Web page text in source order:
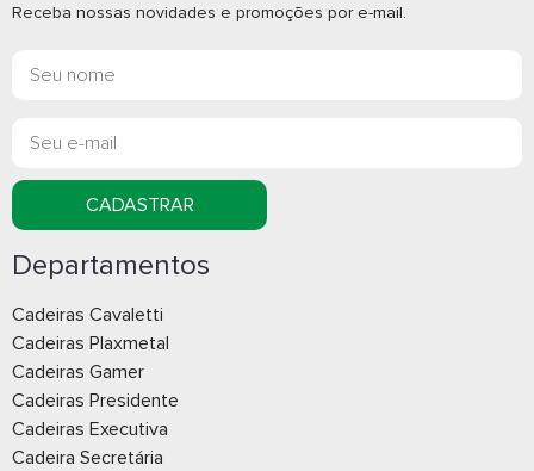
Poliéster - Cor
Comprar Pelo WhatsApp
Preto
Poltrona Espera
Giratória 36060 Concha
Fórmica Nogal, Pé
Receba nossas novidades e promoções por e-mail.
CADASTRAR
Departamentos
Cadeiras Cavaletti
Cadeiras Plaxmetal
Cadeiras Gamer
Cadeiras Presidente
Cadeiras Executiva
Cadeira Secretária